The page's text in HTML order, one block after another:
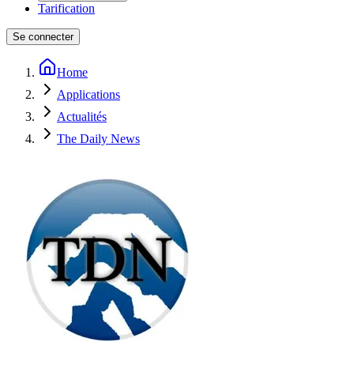
Tarification
Se connecter
Home
Applications
Actualités
The Daily News